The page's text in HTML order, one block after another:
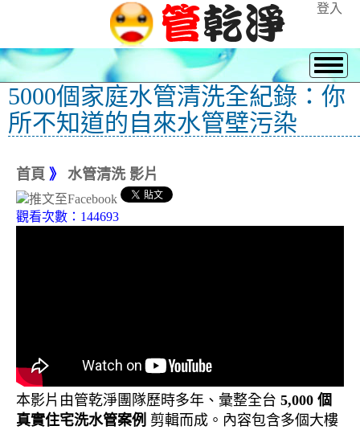
登入
5000個家庭水管清洗全紀錄：你
所不知道的自來水管壁污染
首頁 》 水管清洗 影片
觀看次數：144693
本影片由管乾淨團隊歷時多年、彙整全台 5,000 個
真實住宅洗水管案例 剪輯而成。內容包含多個大樓